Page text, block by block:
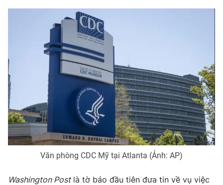
® Cấm sao chép dưới mọi hình thức nếu không có sự chấp
thuận bằng văn bản. Ghi rõ nguồn VTV.vn khi phát hành lại
thông tin từ website này.
Văn phòng CDC Mỹ tại Atlanta (Ảnh: AP)
Washington Postlà tờ báo đầu tiên đưa tin về vụ việc